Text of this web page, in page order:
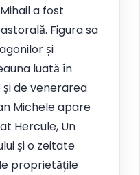
a fost
Figura sa
și
luată în
de venerarea
Michele apare
Hercule, Un
și o zeitate
proprietățile